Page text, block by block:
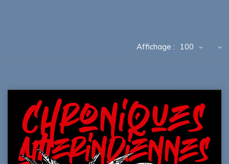
Affichage : 100